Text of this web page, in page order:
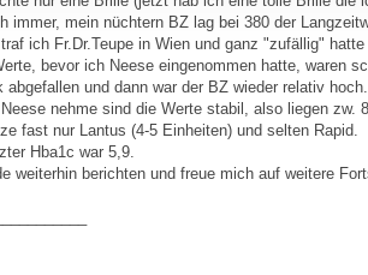
immer, mein nüchtern BZ lag bei 380 der
traf ich Fr.Dr.Teupe in Wien und ganz "zufällig"
bevor ich Neese eingenommen hatte, waren
abgefallen und dann war der BZ wieder relativ hoch.
nehme sind die Werte stabil, also liegen zw.
fast nur Lantus (4-5 Einheiten) und selten Rapid.
Hba1c war 5,9.
weiterhin berichten und freue mich auf weitere